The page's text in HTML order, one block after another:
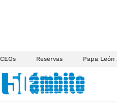
CEOs Reservas Papa León